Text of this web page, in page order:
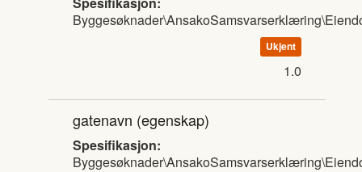
Ukjent
1.0
gatenavn (egenskap)
Spesifikasjon: